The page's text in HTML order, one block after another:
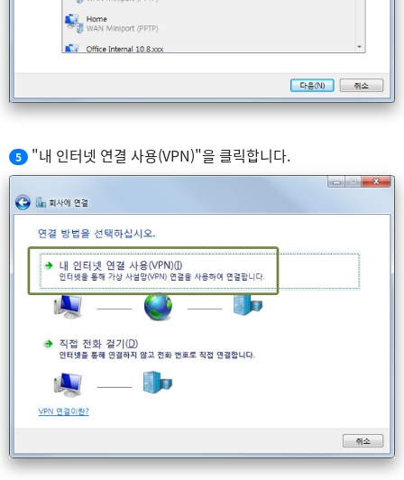
5 "내 인터넷 연결 사용(VPN)"을 클릭합니다.